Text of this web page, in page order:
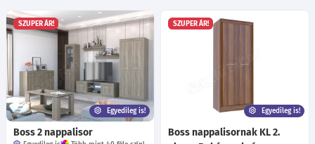
SZUPER ÁR!
Egyedileg is!
Boss 2 nappalisor
SZUPER ÁR!
Egyedileg is!
Boss nappalisornak KL 2.